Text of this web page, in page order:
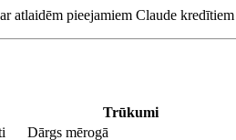
atlaidēm pieejamiem Claude
Trūkumi
Dārgs mērogā